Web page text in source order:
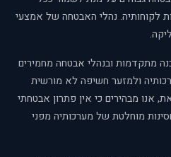
לקוחותיה. נהלי האבטחה של אמצעי
מתקדמות ובנהלי אבטחה מחמירים
ולמזער חשיפה לא מורשית
אנו מבהירים כי אין פתרון אבטחתי
מוחלטת של מערכותיה מפני